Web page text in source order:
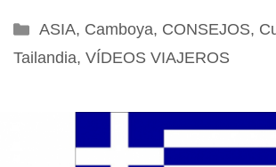
Categorías
ASIA, Camboya, CONSEJOS,
Tailandia, VÍDEOS VIAJEROS